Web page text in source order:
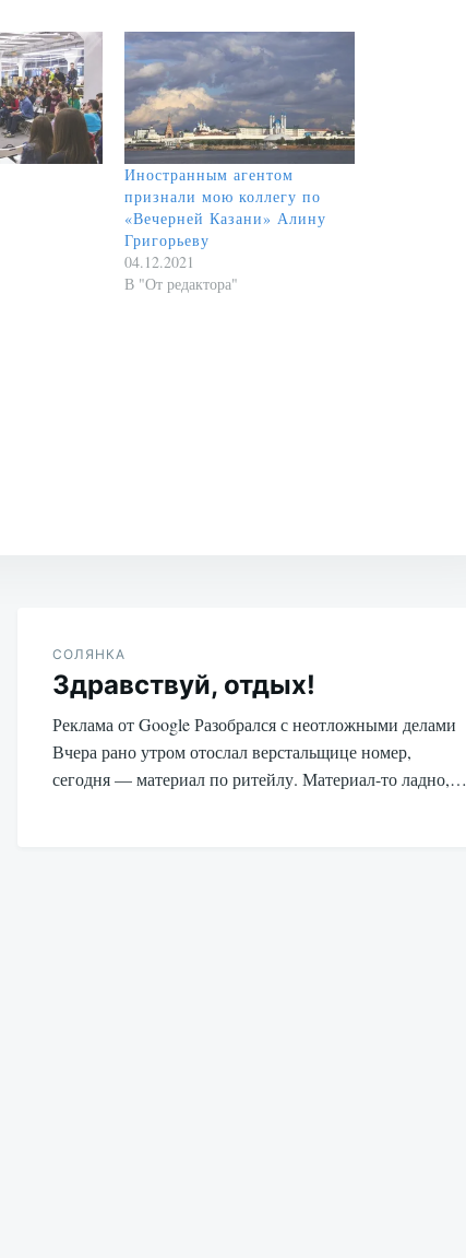
Иностранным агентом
признали мою коллегу по
«Вечерней Казани» Алину
Григорьеву
04.12.2021
В "От редактора"
СОЛЯНКА
Здравствуй, отдых!
Реклама от Google Разобрался с неотложными делами
Вчера рано утром отослал верстальщице номер,
сегодня — материал по ритейлу. Материал-то ладно,…